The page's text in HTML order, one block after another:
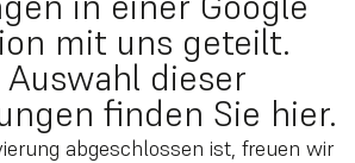
mit uns geteilt.
Auswahl dieser
finden Sie hier.
abgeschlossen ist, freuen wir